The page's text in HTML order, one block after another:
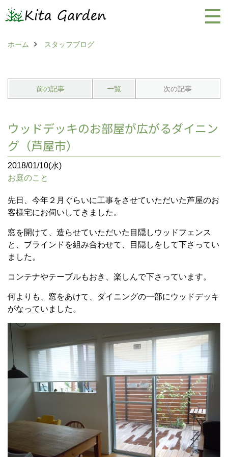
ホーム スタッフブログ
前の記事 一覧 次の記事
ウッドデッキのお部屋が広がるダイニン
グ（芦屋市）
2018/01/10(水)
お庭のこと
先日、今年２月ぐらいに工事をさせていただいた芦屋のお
客様宅にお伺いしてきました。
窓を開けて、造らせていただいた目隠しウッドフェンス
と、ブラインドを組み合わせて、目隠しをして下さってい
ました。
コンテナやテーブルもおき、楽しんで下さっています。
何よりも、窓をあけて、ダイニングの一部にウッドデッキ
がなっていました。